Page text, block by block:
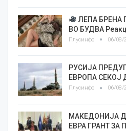
ЛЕПА БРЕНА
ВО БУДВА
Плусинфо 06/08/
РУСИЈА
ЕВРОПА СЕКОЈ
Плусинфо 06/08/
МАКЕДОНИЈА
ЕВРА ГРАНТ ЗА